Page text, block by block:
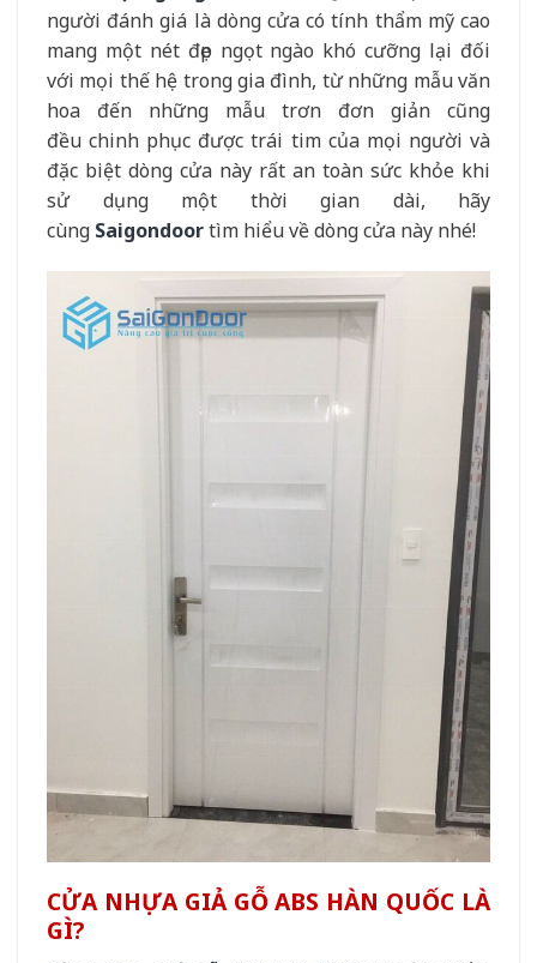
người đánh giá là dòng cửa có tính thẩm mỹ cao
mang một nét đẹp ngọt ngào khó cưỡng lại đối
với mọi thế hệ trong gia đình, từ những mẫu văn
hoa đến những mẫu trơn đơn giản cũng
đều chinh phục được trái tim của mọi người và
đặc biệt dòng cửa này rất an toàn sức khỏe khi
sử dụng một thời gian dài, hãy
cùng Saigondoortìm hiểu về dòng cửa này nhé!
CỬA NHỰA GIẢ GỖ ABS HÀN QUỐC LÀ
GÌ?